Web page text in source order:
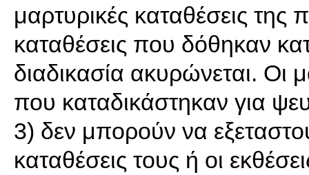
μαρτυρικές καταθέσεις της
καταθέσεις που δόθηκαν
διαδικασία ακυρώνεται.
που καταδικάστηκαν για
3) δεν μπορούν να
καταθέσεις τους ή οι